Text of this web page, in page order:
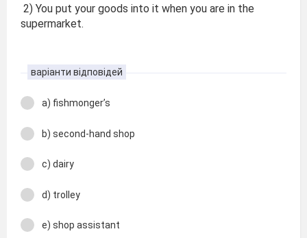
2) You put your goods into it when you are in the
supermarket.
варіанти відповідей
a) fishmonger’s
b) second-hand shop
c) dairy
d) trolley
e) shop assistant